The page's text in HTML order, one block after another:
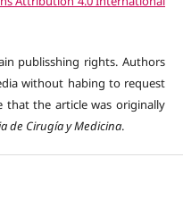
publisshing rights. Authors
without habing to request
that the article was originally
de Cirugía y Medicina.